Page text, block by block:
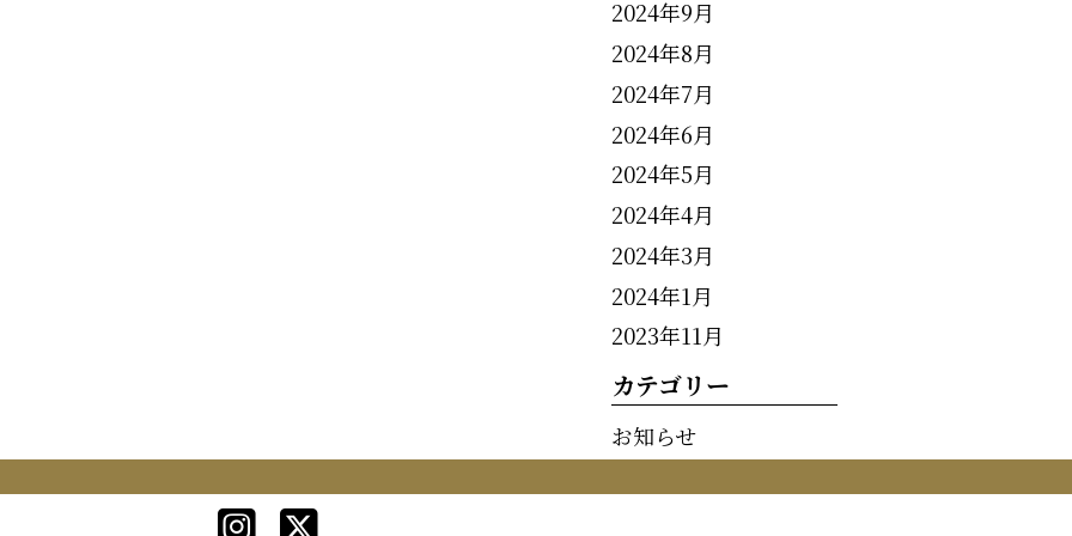
2024年9月
2024年8月
2024年7月
2024年6月
2024年5月
2024年4月
2024年3月
2024年1月
2023年11月
カテゴリー
お知らせ